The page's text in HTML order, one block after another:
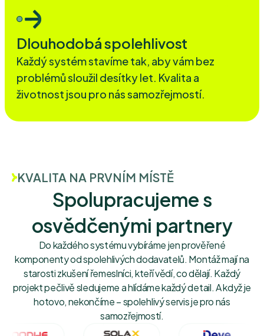
Dlouhodobá spolehlivost
Každý systém stavíme tak, aby vám bez
problémů sloužil desítky let. Kvalita a
životnost jsou pro nás samozřejmostí.
KVALITA NA PRVNÍM MÍSTĚ
Spolupracujeme s
osvědčenými partnery
Do každého systému vybíráme jen prověřené
komponenty od spolehlivých dodavatelů. Montáž mají na
starosti zkušení řemeslníci, kteří vědí, co dělají. Každý
projekt pečlivě sledujeme a hlídáme každý detail. A když je
hotovo, nekončíme – spolehlivý servis je pro nás
samozřejmostí.